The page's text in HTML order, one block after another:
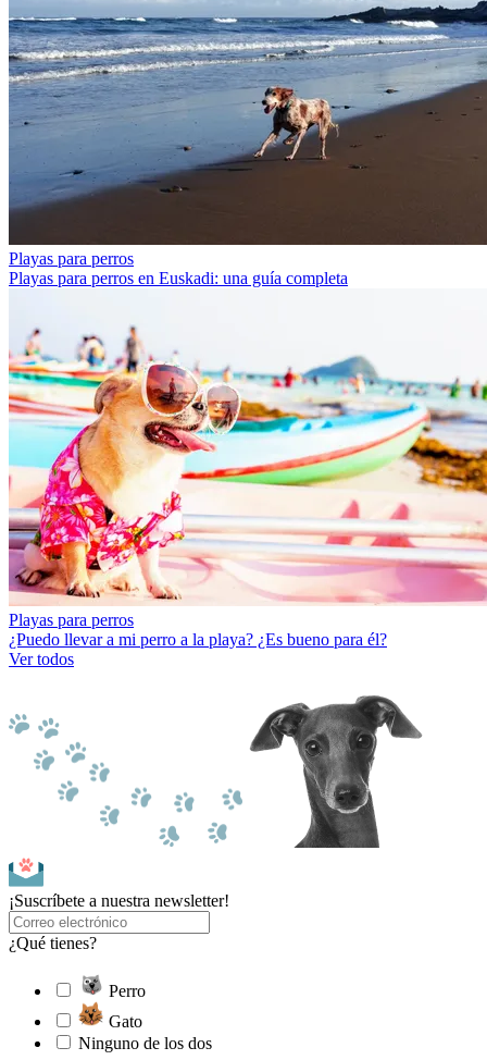
Playas para perros
Playas para perros en Euskadi: una guía completa
Playas para perros
¿Puedo llevar a mi perro a la playa? ¿Es bueno para él?
Ver todos
¡Suscríbete a nuestra newsletter!
¿Qué tienes?
Perro
Gato
Ninguno de los dos